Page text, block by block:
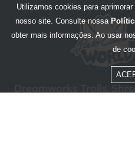
Utilizamos cookies para
nosso site. Consulte nossa
obter mais informações. Ao usar
de